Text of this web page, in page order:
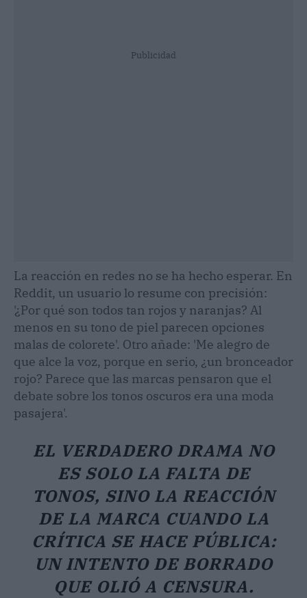
Publicidad
La reacción en redes no se ha hecho esperar. En
Reddit, un usuario lo resume con precisión:
'¿Por qué son todos tan rojos y naranjas? Al
menos en su tono de piel parecen opciones
malas de colorete'. Otro añade: 'Me alegro de
que alce la voz, porque en serio, ¿un bronceador
rojo? Parece que las marcas pensaron que el
debate sobre los tonos oscuros era una moda
pasajera'.
EL VERDADERO DRAMA NO
ES SOLO LA FALTA DE
TONOS, SINO LA REACCIÓN
DE LA MARCA CUANDO LA
CRÍTICA SE HACE PÚBLICA:
UN INTENTO DE BORRADO
QUE OLIÓ A CENSURA.